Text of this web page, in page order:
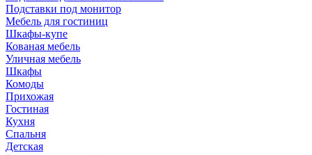
Подставки под монитор
Мебель для гостиниц
Шкафы-купе
Кованая мебель
Уличная мебель
Шкафы
Комоды
Прихожая
Гостиная
Кухня
Спальня
Детская